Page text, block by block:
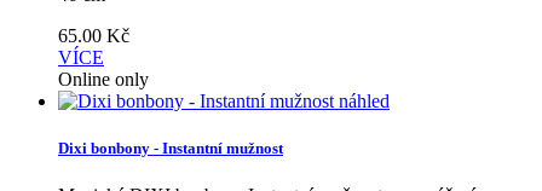
65.00 Kč
VÍCE
Online only
náhled
Dixi bonbony - Instantní mužnost